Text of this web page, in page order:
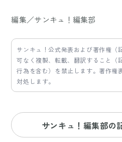
編集／サンキュ！編集部
サンキュ！公式発表および著作権（
可なく複製、転載、翻訳すること（
行為を含む）を禁止します。著作権
対処します。
サンキュ！編集部の